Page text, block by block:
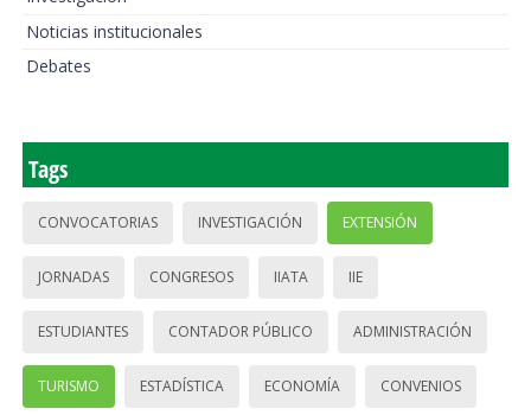
Noticias institucionales
Debates
Tags
CONVOCATORIAS INVESTIGACIÓN EXTENSIÓN
JORNADAS CONGRESOS IIATA IIE
ESTUDIANTES CONTADOR PÚBLICO ADMINISTRACIÓN
TURISMO ESTADÍSTICA ECONOMÍA CONVENIOS